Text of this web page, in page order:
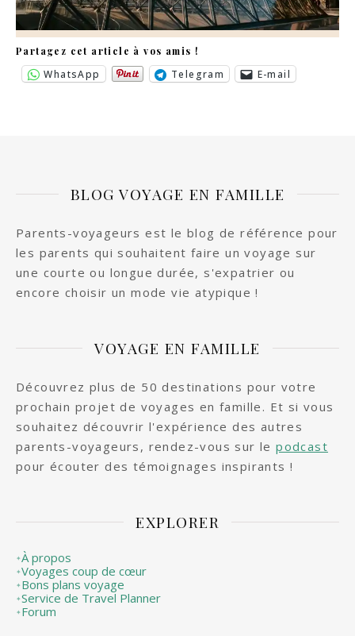
Partagez cet article à vos amis !
WhatsApp Telegram E-mail
BLOG VOYAGE EN FAMILLE
Parents-voyageurs est le blog de référence pour
les parents qui souhaitent faire un voyage sur
une courte ou longue durée, s'expatrier ou
encore choisir un mode vie atypique !
VOYAGE EN FAMILLE
Découvrez plus de 50 destinations pour votre
prochain projet de voyages en famille. Et si vous
souhaitez découvrir l'expérience des autres
parents-voyageurs, rendez-vous sur lepodcast
pour écouter des témoignages inspirants !
EXPLORER
✦À propos
✦Voyages coup de cœur
✦Bons plans voyage
✦Service de Travel Planner
✦Forum